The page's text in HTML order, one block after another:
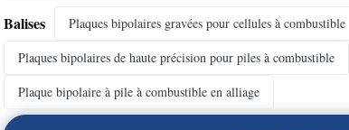
Balises
Plaques bipolaires gravées pour cellules à combustible
Plaques bipolaires de haute précision pour piles à combustible
Plaque bipolaire à pile à combustible en alliage